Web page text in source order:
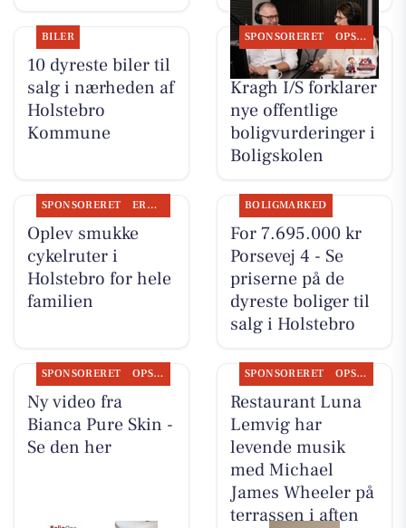
BILER
10 dyreste biler til
salg i nærheden af
Holstebro
Kommune
SPONSORERET OPSLAGSTAVLEN
BoligOne Mogens
Kragh I/S forklarer
nye offentlige
boligvurderinger i
Boligskolen
SPONSORERET ERHVERV
Oplev smukke
cykelruter i
Holstebro for hele
familien
BOLIGMARKED
For 7.695.000 kr
Porsevej 4 - Se
priserne på de
dyreste boliger til
salg i Holstebro
SPONSORERET OPSLAGSTAVLEN
Ny video fra
Bianca Pure Skin -
Se den her
SPONSORERET OPSLAGSTAVLEN
Restaurant Luna
Lemvig har
levende musik
med Michael
James Wheeler på
terrassen i aften